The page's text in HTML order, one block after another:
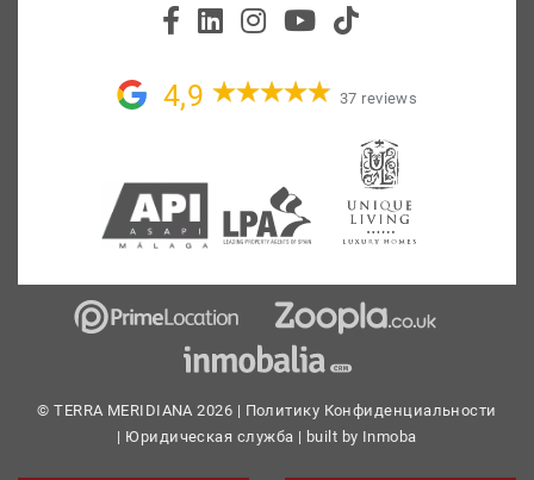
4,9 37 reviews
© TERRA MERIDIANA 2026 | Политику Конфиденциальности
| Юридическая служба | built by Inmoba